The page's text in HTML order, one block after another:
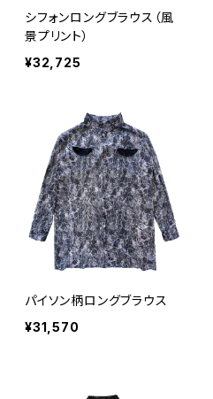
シフォンロングブラウス（風
景プリント）
¥32,725
パイソン柄ロングブラウス
¥31,570